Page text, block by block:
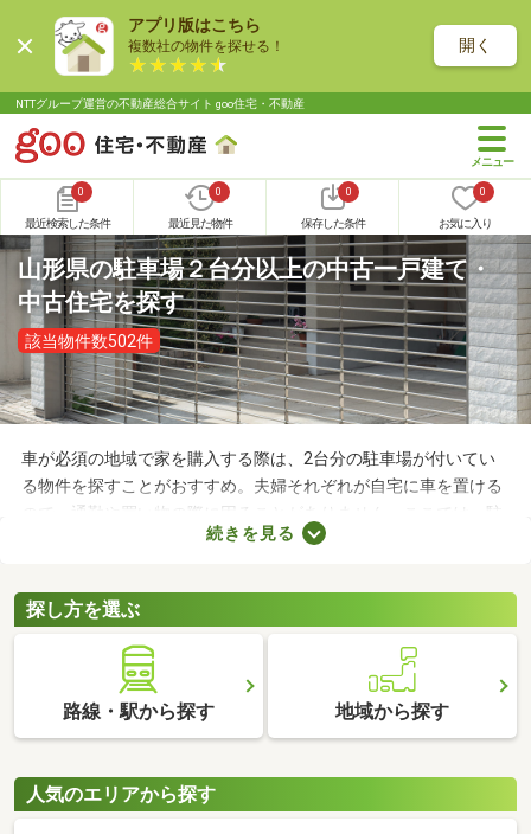
アプリ版はこちら
複数社の物件を探せる！ 開く
NTTグループ運営の不動産総合サイト goo住宅・不動産
0
最近検索した条件
0
最近見た物件
0
保存した条件
0
お気に入り
山形県の駐車場２台分以上の中古一戸建て・
中古住宅を探す
該当物件数502件
車が必須の地域で家を購入する際は、2台分の駐車場が付いてい
る物件を探すことがおすすめ。夫婦それぞれが自宅に車を置ける
ので、通勤や買い物の際に困ることがありません。ここでは、駐
車場2台分以上を備えている中古の一戸建てを紹介します。物件
トをチェックしましょう。
続きを見る
探し方を選ぶ
路線・駅から探す 地域から探す
人気のエリアから探す